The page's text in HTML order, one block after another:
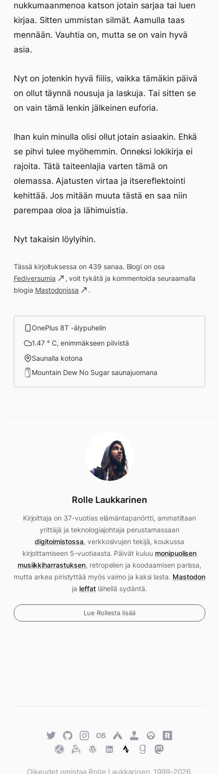
nukkumaanmenoa katson jotain sarjaa tai luen
kirjaa. Sitten ummistan silmät. Aamulla taas
mennään. Vauhtia on, mutta se on vain hyvä
asia.
Nyt on jotenkin hyvä fiilis, vaikka tämäkin päivä
on ollut täynnä nousuja ja laskuja. Tai sitten se
on vain tämä lenkin jälkeinen euforia.
Ihan kuin minulla olisi ollut jotain asiaakin. Ehkä
se pihvi tulee myöhemmin. Onneksi lokikirja ei
rajoita. Tätä taiteenlajia varten tämä on
olemassa. Ajatusten virtaa ja itsereflektointi
kehittää. Jos mitään muuta tästä en saa niin
parempaa oloa ja lähimuistia.
Nyt takaisin löylyihin.
Tässä kirjoituksessa on 439 sanaa. Blogi on osa
Fediversumia
, voit tykätä ja kommentoida seuraamalla
blogia Mastodonissa .
OnePlus 8T -älypuhelin
1.47 ° C, enimmäkseen pilvistä
Saunalla kotona
Mountain Dew No Sugar saunajuomana
Rolle Laukkarinen
Kirjoittaja on 37-vuotias elämäntapanörtti, ammatiltaan
yrittäjä ja teknologiajohtaja perustamassaan
digitoimistossa, verkkosivujen tekijä, koukussa
kirjoittamiseen 5-vuotiaasta. Päivät kuluu monipuolisen
musiikkiharrastuksen, retropelien ja koodaamisen parissa,
mutta arkea piristyttää myös vaimo ja kaksi lasta. Mastodon
ja leffatlähellä sydäntä.
Lue Rollesta lisää
TwitterGitHubTwitterLast.fmUntappd
Retro
Achievements
Overwatch
Rawg.io
TraktKeybaseWordPress
WordPress
StravaGoodreads
Mastodon
Oikeudet omistaa Rolle Laukkarinen, 1999-2026.